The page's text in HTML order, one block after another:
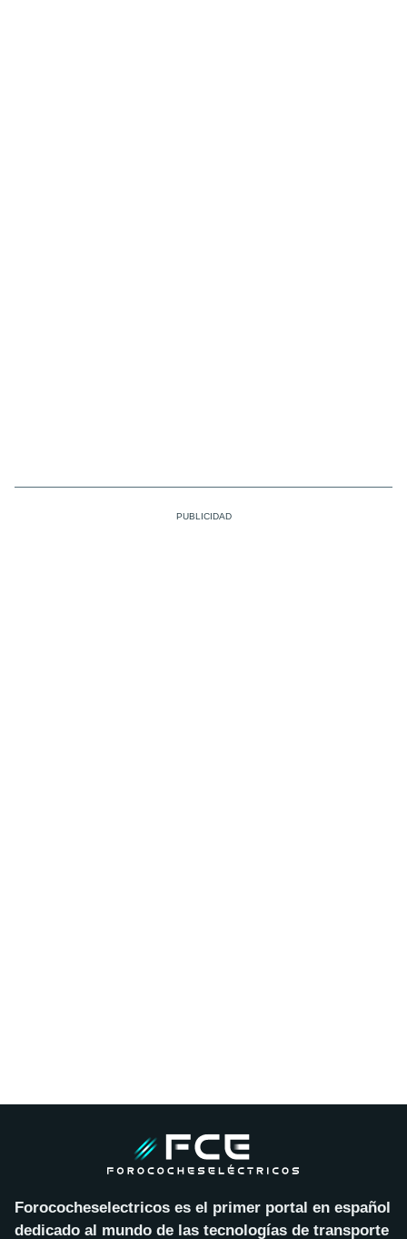
Forococheselectricos es el primer portal en español
dedicado al mundo de las tecnologías de transporte